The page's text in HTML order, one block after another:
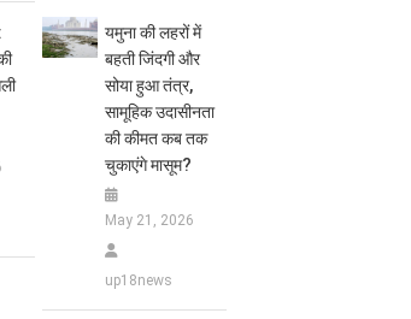
यमुना की लहरों में
बहती जिंदगी और
सोया हुआ तंत्र,
सामूहिक उदासीनता
की कीमत कब तक
चुकाएंगे मासूम?
May 21, 2026
up18news